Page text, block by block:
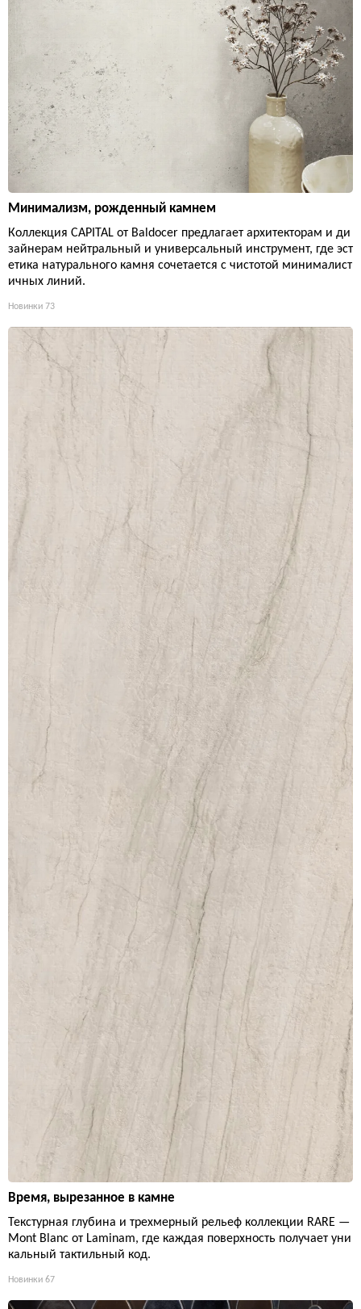
Минимализм, рожденный камнем
Коллекция CAPITAL от Baldocer предлагает архитекторам и ди
зайнерам нейтральный и универсальный инструмент, где эст
етика натурального камня сочетается с чистотой минималист
ичных линий.
Новинки 73
Время, вырезанное в камне
Текстурная глубина и трехмерный рельеф коллекции RARE —
Mont Blanc от Laminam, где каждая поверхность получает уни
кальный тактильный код.
Новинки 67